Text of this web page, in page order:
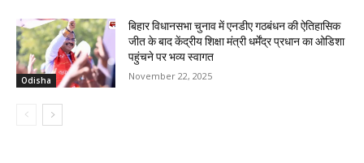
Odisha
बिहार विधानसभा चुनाव में एनडीए गठबंधन की ऐतिहासिक
जीत के बाद केंद्रीय शिक्षा मंत्री धर्मेंद्र प्रधान का ओडिशा
पहुंचने पर भव्य स्वागत
November 22, 2025